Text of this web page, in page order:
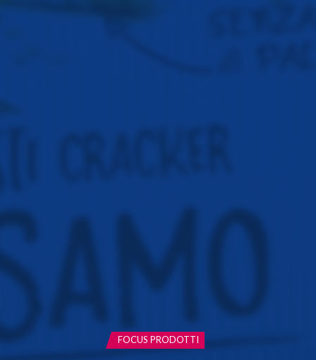
CATEGORIA:
FOCUS PRODOTTI